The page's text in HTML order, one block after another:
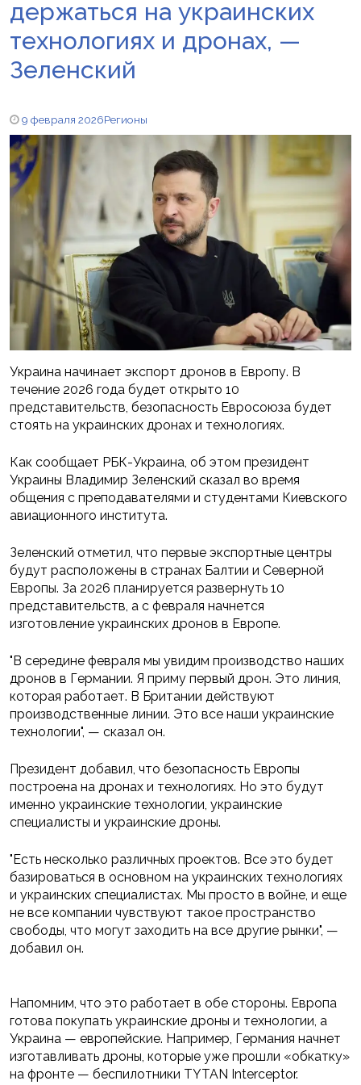
держаться на украинских
технологиях и дронах, —
Зеленский
9 февраля 2026Регионы
Украина начинает экспорт дронов в Европу. В
течение 2026 года будет открыто 10
представительств, безопасность Евросоюза будет
стоять на украинских дронах и технологиях.
Как сообщает РБК-Украина, об этом президент
Украины Владимир Зеленский сказал во время
общения с преподавателями и студентами Киевского
авиационного института.
Зеленский отметил, что первые экспортные центры
будут расположены в странах Балтии и Северной
Европы. За 2026 планируется развернуть 10
представительств, а с февраля начнется
изготовление украинских дронов в Европе.
"В середине февраля мы увидим производство наших
дронов в Германии. Я приму первый дрон. Это линия,
которая работает. В Британии действуют
производственные линии. Это все наши украинские
технологии", — сказал он.
Президент добавил, что безопасность Европы
построена на дронах и технологиях. Но это будут
именно украинские технологии, украинские
специалисты и украинские дроны.
"Есть несколько различных проектов. Все это будет
базироваться в основном на украинских технологиях
и украинских специалистах. Мы просто в войне, и еще
не все компании чувствуют такое пространство
свободы, что могут заходить на все другие рынки", —
добавил он.
Напомним, что это работает в обе стороны. Европа
готова покупать украинские дроны и технологии, а
Украина — европейские. Например, Германия начнет
изготавливать дроны, которые уже прошли «обкатку»
на фронте — беспилотники TYTAN Interceptor.